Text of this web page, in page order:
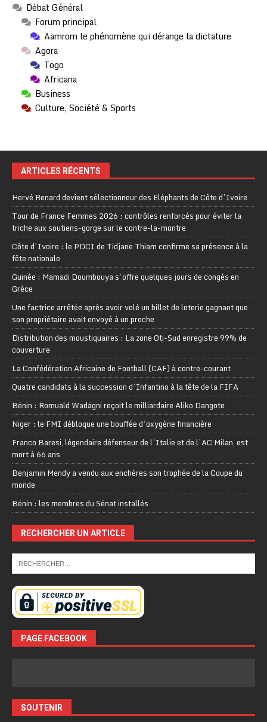
Débat Général
Forum principal
Aamrom le phénomène qui dérange la dictature
Agora
Togo
Africana
Business
Culture, Société & Sports
ARTICLES RÉCENTS
Hervé Renard devient sélectionneur des Eléphants de Côte d’Ivoire
Tour de France Femmes 2026 : contrôles renforcés pour éviter la
triche aux soutiens-gorge sur le contre-la-montre
Côte d’Ivoire : le PDCI de Tidjane Thiam confirme sa présence à la
fête nationale
Guinée : Mamadi Doumbouya s’offre quelques jours de congés en
Grèce
Une factrice arrêtée après avoir volé un billet de loterie gagnant que
son propriétaire avait envoyé à un proche
Distribution des moustiquaires : La zone Oti-Sud enregistre 99% de
couverture
La Confédération Africaine de Football (CAF) à contre-courant
Quatre candidats à la succession d’Infantino à la tête de la FIFA
Bénin : Romuald Wadagni reçoit le milliardaire Aliko Dangote
Niger : le FMI débloque une bouffée d’oxygène financière
Franco Baresi, légendaire défenseur de l’Italie et de l’AC Milan, est
mort à 66 ans
Benjamin Mendy a vendu aux enchères son trophée de la Coupe du
monde
Bénin : les membres du Sénat installés
RECHERCHER UN ARTICLE
PAGE FACEBOOK
SOUTENIR